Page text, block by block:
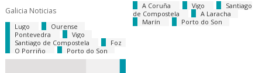
Galicia Noticias
Lugo
Ourense
Pontevedra
Vigo
Santiago de Compostela
Foz
O Porriño
Porto do Son
Ribeira
Sarria
A Coruña Vigo
Santiago
de Compostela
A Laracha
Marín
Porto do Son